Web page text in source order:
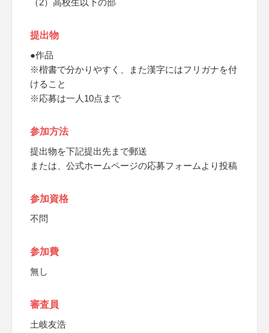
（2）高校生以下の部
提出物
●作品
※楷書で分かりやすく、また漢字にはフリガナを付
けること
※応募は一人10点まで
参加方法
提出物を下記提出先まで郵送
または、公式ホームページの応募フォームより投稿
参加資格
不問
参加費
無し
審査員
土岐友浩